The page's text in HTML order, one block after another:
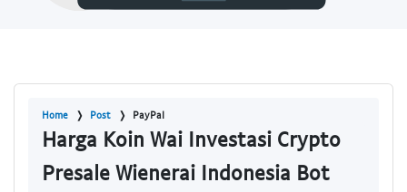
Home Post PayPal
Harga Koin Wai Investasi Crypto
Presale Wienerai Indonesia Bot